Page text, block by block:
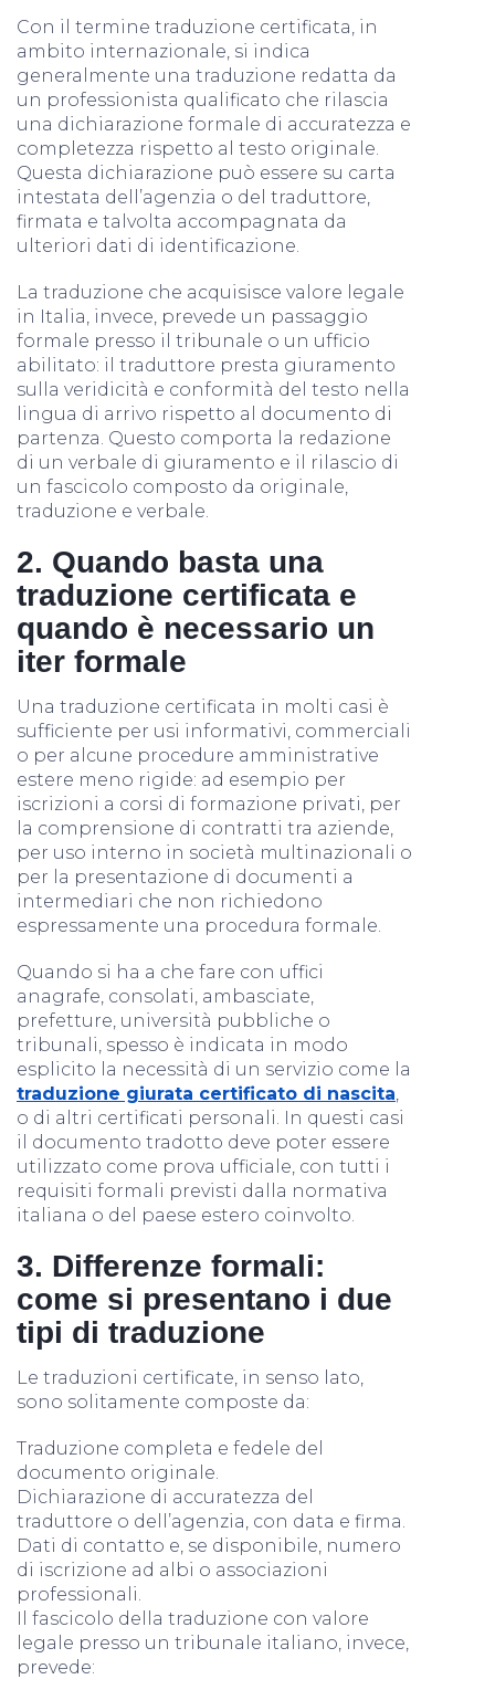
Con il termine traduzione certificata, in
ambito internazionale, si indica
generalmente una traduzione redatta da
un professionista qualificato che rilascia
una dichiarazione formale di accuratezza e
completezza rispetto al testo originale.
Questa dichiarazione può essere su carta
intestata dell’agenzia o del traduttore,
firmata e talvolta accompagnata da
ulteriori dati di identificazione.
La traduzione che acquisisce valore legale
in Italia, invece, prevede un passaggio
formale presso il tribunale o un ufficio
abilitato: il traduttore presta giuramento
sulla veridicità e conformità del testo nella
lingua di arrivo rispetto al documento di
partenza. Questo comporta la redazione
di un verbale di giuramento e il rilascio di
un fascicolo composto da originale,
traduzione e verbale.
2. Quando basta una
traduzione certificata e
quando è necessario un
iter formale
Una traduzione certificata in molti casi è
sufficiente per usi informativi, commerciali
o per alcune procedure amministrative
estere meno rigide: ad esempio per
iscrizioni a corsi di formazione privati, per
la comprensione di contratti tra aziende,
per uso interno in società multinazionali o
per la presentazione di documenti a
intermediari che non richiedono
espressamente una procedura formale.
Quando si ha a che fare con uffici
anagrafe, consolati, ambasciate,
prefetture, università pubbliche o
tribunali, spesso è indicata in modo
esplicito la necessità di un servizio come la
traduzione giurata certificato di nascita,
o di altri certificati personali. In questi casi
il documento tradotto deve poter essere
utilizzato come prova ufficiale, con tutti i
requisiti formali previsti dalla normativa
italiana o del paese estero coinvolto.
3. Differenze formali:
come si presentano i due
tipi di traduzione
Le traduzioni certificate, in senso lato,
sono solitamente composte da:
Traduzione completa e fedele del
documento originale.
Dichiarazione di accuratezza del
traduttore o dell’agenzia, con data e firma.
Dati di contatto e, se disponibile, numero
di iscrizione ad albi o associazioni
professionali.
Il fascicolo della traduzione con valore
legale presso un tribunale italiano, invece,
prevede: